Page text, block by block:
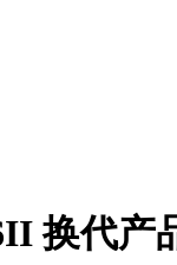
换代产